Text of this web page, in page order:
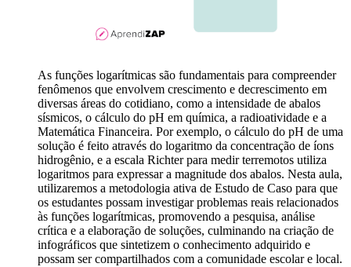
As funções logarítmicas são fundamentais para compreender
fenômenos que envolvem crescimento e decrescimento em
diversas áreas do cotidiano, como a intensidade de abalos
sísmicos, o cálculo do pH em química, a radioatividade e a
Matemática Financeira. Por exemplo, o cálculo do pH de uma
solução é feito através do logaritmo da concentração de íons
hidrogênio, e a escala Richter para medir terremotos utiliza
logaritmos para expressar a magnitude dos abalos. Nesta aula,
utilizaremos a metodologia ativa de Estudo de Caso para que
os estudantes possam investigar problemas reais relacionados
às funções logarítmicas, promovendo a pesquisa, análise
crítica e a elaboração de soluções, culminando na criação de
infográficos que sintetizem o conhecimento adquirido e
possam ser compartilhados com a comunidade escolar e local.